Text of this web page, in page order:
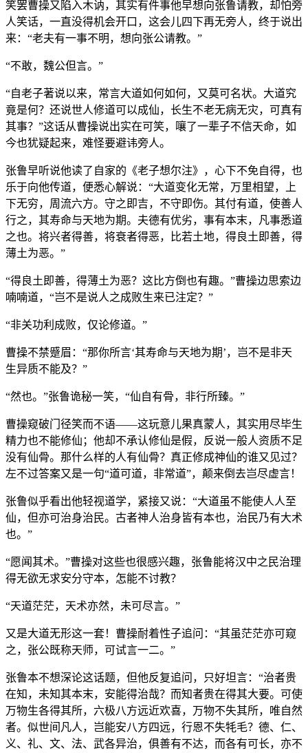
笑罢曹操又陷入木讷，其实有件事他早想向张鲁请教，却怕旁
人笑话，一直没得机会开口，这会儿四下再无旁人，终于说出
来：“老夫有一事不明，想向张公请教。”
“不敢，魏公但言。”
“自老子著说以来，常言大道如何如何，又莫可名状。大道究
竟是何？还说世人修道可以成仙，长生不老无病无灾，可真有
其事？”这话从曹操说出实在可笑，嚷了一辈子不信天命，如
今也犹疑起来，难怪要避讳旁人。
张鲁早听说他读了自家的《老子想尔注》，心下不免自得，也
乐于向他传道，便悉心解说：“大道变化无常，万里相望，上
下无穷，周流六方。守之即吉，不守即伤。其付有道，使善人
行之，其寿命与天地为期。夫德有优劣，事有本末，凡事悉道
之也。将兴者得善，将衰者得恶，比若土地，得良土即善，得
薄土为恶。”
“得良土即善，得薄土为恶？这比方倒也有趣。”曹操边思索边
喃喃道，“岂不是说人之成败生来已注定？”
“非关功利成败，仅论修道。”
曹操不禁蹙眉：“那你所言‘其寿命与天地为期’，岂不是非天
生异质不能及？”
“然也。”张鲁诡秘一笑，“仙自有骨，非行所臻。”
曹操窥破门径笑而不语——这玩意儿果真蒙人，其实用尽毕生
精力也不能修仙；他却不承认修仙是假，反说一般人资质不足
没有仙骨。那什么样的人有仙骨？真正修成神仙的谁又见过？
左不过答案又是一句“道可道，非常道”，颠来倒去岂尽虚言！
张鲁似乎看出他轻视道学，紧接又说：“大道虽不能使人人至
仙，但亦可治身治民。古者神人治身皆有本也，治民乃有大术
也。”
“愿闻其术。”曹操对这些也很感兴趣，张鲁能将汉中之民治理
得无欲无求安分守本，怎能不讨教？
“天道茫茫，天术亦然，未可尽言。”
又是大道无形这一套！曹操耐着性子追问：“其虽茫茫亦可窥
之，张公既称天师，可试言一二。”
张鲁本不想深论这话题，但他反复追问，只好坦言：“治者贵
在知，未知其本末，安能得治哉？而知者贵在得其大要。可使
万物生各得其所，六极八方远近欢喜，万物不失其所，唯自然
者。似世间凡人，岂能安八方四远，行恩不失牦毛？德、仁、
义、礼、文、法、武各异治，俱善有不达，而各有可长，亦不